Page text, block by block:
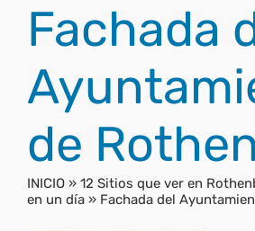
Fachada
de
INICIO » 12 Sitios que ver en
en un día » Fachada del